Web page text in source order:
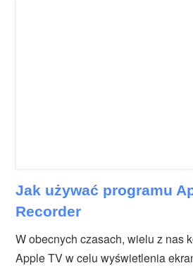
Jak używać programu
Recorder
W obecnych czasach, wielu z nas
Apple TV w celu wyświetlenia